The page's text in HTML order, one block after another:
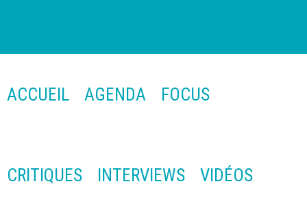
ACCUEIL AGENDA FOCUS
CRITIQUES INTERVIEWS VIDÉOS